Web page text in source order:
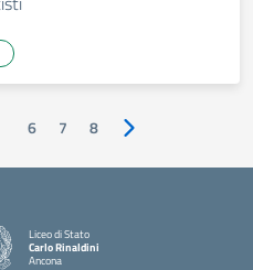
6 7 8 Pagina successiva
Liceo di Stato
Carlo Rinaldini
Ancona